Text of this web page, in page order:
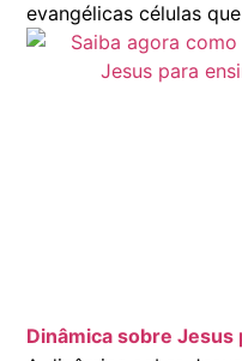
evangélicas células
Dinâmica sobre